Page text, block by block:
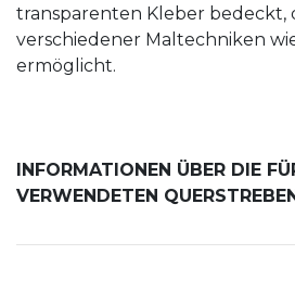
transparenten Kleber bedeckt,
verschiedener Maltechniken
ermöglicht.
INFORMATIONEN ÜBER DIE
VERWENDETEN